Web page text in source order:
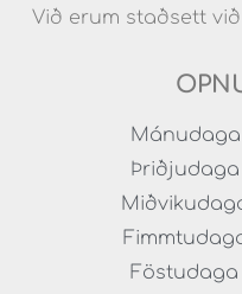
Við erum staðsett við
Mánudaga
Þriðjudaga
Föstudaga